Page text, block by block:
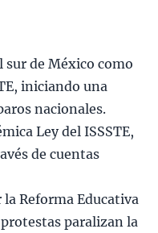
sur de México como
iniciando una
nacionales.
Ley del ISSSTE,
de cuentas
Reforma Educativa
paralizan la